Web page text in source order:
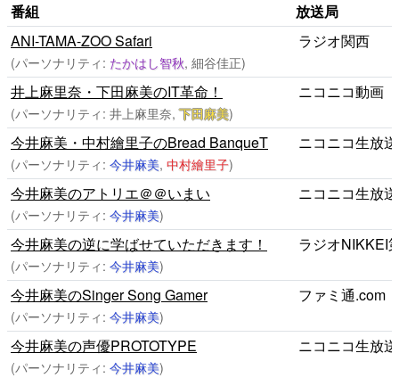
番組
放送局
ANI-TAMA-ZOO Safari
(パーソナリティ: たかはし智秋, 細谷佳正)
ラジオ関西
井上麻里奈・下田麻美のIT革命！
(パーソナリティ: 井上麻里奈,下田麻美)
ニコニコ動画
今井麻美・中村繪里子のBread BanqueT
(パーソナリティ: 今井麻美, 中村繪里子)
ニコニコ生放送
今井麻美のアトリエ＠＠いまい
(パーソナリティ: 今井麻美)
ニコニコ生放送
今井麻美の逆に学ばせていただきます！
(パーソナリティ: 今井麻美)
ラジオNIKKEI
今井麻美のSinger Song Gamer
(パーソナリティ: 今井麻美)
ファミ通.com
今井麻美の声優PROTOTYPE
(パーソナリティ: 今井麻美)
ニコニコ生放送